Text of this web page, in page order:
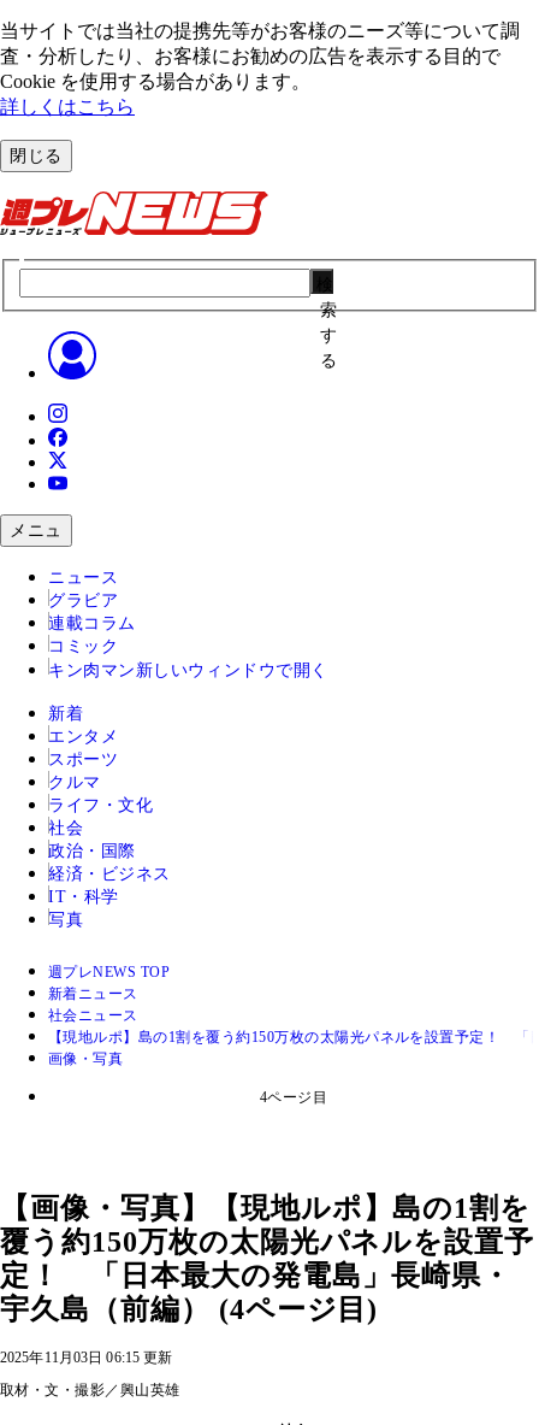
当サイトでは当社の提携先等がお客様のニーズ等について調
査・分析したり、お客様にお勧めの広告を表⽰する⽬的で
Cookie を使⽤する場合があります。
詳しくはこちら
閉じる
索
す
る
メニュ
ニュース
グラビア
連載コラム
コミック
キン肉マン 新しいウィンドウで開く
新着
エンタメ
スポーツ
クルマ
ライフ・文化
社会
政治・国際
経済・ビジネス
IT・科学
写真
週プレNEWS TOP
新着ニュース
社会ニュース
【現地ルポ】島の1割を覆う約150万枚の太陽光パネルを設置予定！
画像・写真
4ページ目
【画像・写真】【現地ルポ】島の1割を
覆う約150万枚の太陽光パネルを設置予
定！ 「日本最大の発電島」長崎県・
宇久島（前編） (4ページ目)
2025年11月03日 06:15 更新
取材・文・撮影／興山英雄